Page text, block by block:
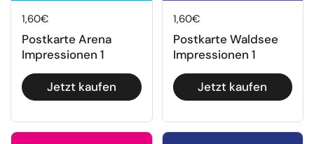
Regulärer Preis
1,60€
Postkarte Arena
Impressionen 1
Jetzt kaufen
Regulärer Preis
1,60€
Postkarte Waldsee
Impressionen 1
Jetzt kaufen